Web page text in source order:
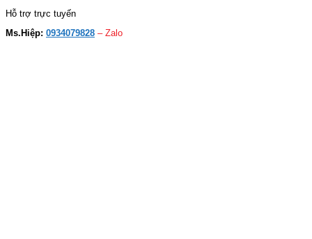
Hỗ trợ trực tuyến
Ms.Hiệp: 0934079828 – Zalo